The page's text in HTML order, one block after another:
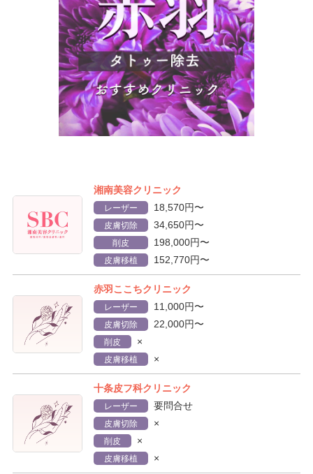
湘南美容クリニック
レーザー 18,570円〜
皮膚切除 34,650円〜
削皮 198,000円〜
皮膚移植 152,770円〜
赤羽ここちクリニック
レーザー 11,000円〜
皮膚切除 22,000円〜
削皮 ×
皮膚移植 ×
十条皮フ科クリニック
レーザー 要問合せ
皮膚切除 ×
削皮 ×
皮膚移植 ×